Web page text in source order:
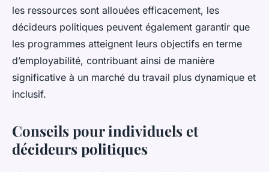
les ressources sont allouées efficacement, les
décideurs politiques peuvent également garantir que
les programmes atteignent leurs objectifs en terme
d’employabilité, contribuant ainsi de manière
significative à un marché du travail plus dynamique et
inclusif.
Conseils pour individuels et
décideurs politiques